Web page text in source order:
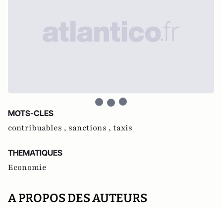
MOTS-CLES
contribuables , sanctions , taxis
THEMATIQUES
Economie
A PROPOS DES AUTEURS